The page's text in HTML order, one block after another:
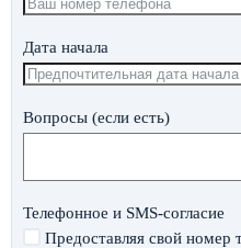
Дата начала
Вопросы (если есть)
Телефонное и SMS-согласие
Предоставляя свой номер